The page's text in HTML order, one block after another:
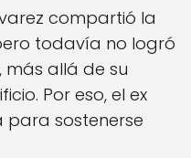
compartió la
todavía no logró
más allá de su
Por eso, el ex
para sostenerse